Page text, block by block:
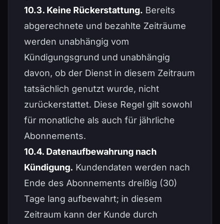
10.3. Keine Rückerstattung. Bereits
abgerechnete und bezahlte Zeiträume
werden unabhängig vom
Kündigungsgrund und unabhängig
davon, ob der Dienst in diesem Zeitraum
tatsächlich genutzt wurde, nicht
zurückerstattet. Diese Regel gilt sowohl
für monatliche als auch für jährliche
Abonnements.
10.4. Datenaufbewahrung nach
Kündigung. Kundendaten werden nach
Ende des Abonnements dreißig (30)
Tage lang aufbewahrt; in diesem
Zeitraum kann der Kunde durch